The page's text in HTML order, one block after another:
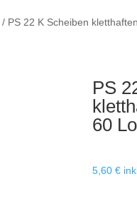
/ PS 22 K Scheiben
PS
60
5,60 €